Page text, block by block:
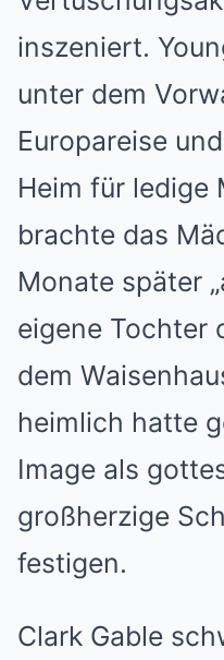
inszeniert.
unter dem
Europareise
Heim für ledige
brachte das
Monate später
eigene Tochter
dem
heimlich hatte
Image als
großherzige
festigen.
Clark Gable